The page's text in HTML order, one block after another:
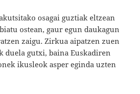
osagai guztiak eltzean
ostean, gaur egun daukagun
zaigu. Zirkua aipatzen zuen
duela gutxi, baina Euskadiren
ikusleok asper eginda uzten